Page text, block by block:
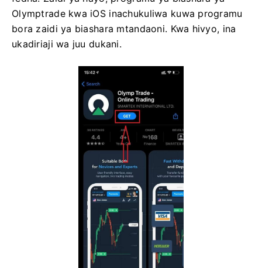
Olymptrade kwa iOS inachukuliwa kuwa programu
bora zaidi ya biashara mtandaoni. Kwa hivyo, ina
ukadiriaji wa juu dukani.